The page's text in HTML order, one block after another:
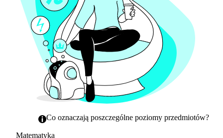
Co oznaczają poszczególne poziomy przedmiotów?
Matematyka